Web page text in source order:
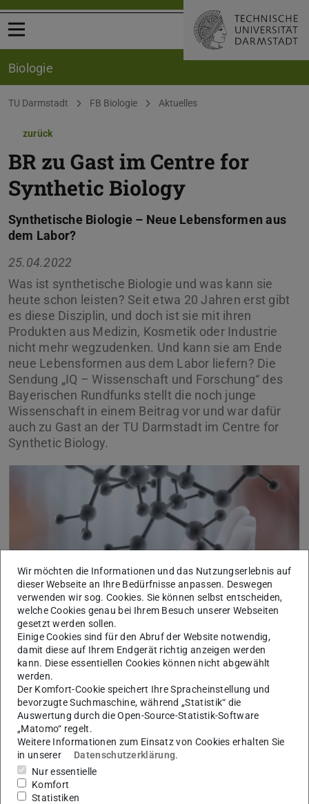
Menü öffnen
Biologie
Sie befinden sich hier:
TU Darmstadt FB Biologie Aktuelles
zurück
BR zu Gast im Centre for
Synthetic Biology
Synthetische Biologie – Neue Lebensformen aus
dem Labor?
25.04.2022
Was ist synthetische Biologie und was kann sie
heute schon leisten? Seit etwa 20 Jahren erst gibt
es diese Disziplin, und doch ist sie mit ihren
Produkten aus Medizin, Kosmetik oder Industrie
nicht mehr wegzudenken. Und kann sie am Ende
neue Lebensformen aus dem Labor liefern? Die
Sendung „IQ – Wissenschaft und Forschung“ des
Bayerischen Rundfunks stellt die noch junge
Wissenschaft in einem Beitrag vor und war dafür
auch zu Gast an der TU Darmstadt im Centre for
Synthetic Biology.
Reporterin Daniela Remus ließ sich von Professor Heinz
Koeppl erklären, dass synthetische Biologie vom Ansatz
her weit über reine Gentechnik hinausreicht. Elementare
Komponenten würden verknüpft, um biologische Zellen
mit komplexen, neuen Funktionalitäten auszustatten.
Professorin Beatrix Süß beschreibt die „neuen Wege“, die
durch das interdisziplinäre Arbeiten am Centre for
Synthetic Biology beschritten werden. Die Forschenden
designen hier komplett neue RNA-Strukturen. Zum Einsatz
Wir möchten die Informationen und das Nutzungserlebnis auf
dieser Webseite an Ihre Bedürfnisse anpassen. Deswegen
verwenden wir sog. Cookies. Sie können selbst entscheiden,
welche Cookies genau bei Ihrem Besuch unserer Webseiten
gesetzt werden sollen.
Einige Cookies sind für den Abruf der Website notwendig,
damit diese auf Ihrem Endgerät richtig anzeigen werden
kann. Diese essentiellen Cookies können nicht abgewählt
werden.
Der Komfort-Cookie speichert Ihre Spracheinstellung und
bevorzugte Suchmaschine, während „Statistik“ die
Auswertung durch die Open-Source-Statistik-Software
„Matomo“ regelt.
Weitere Informationen zum Einsatz von Cookies erhalten Sie
in unserer
Datenschutzerklärung.
Nur essentielle
Komfort
Statistiken